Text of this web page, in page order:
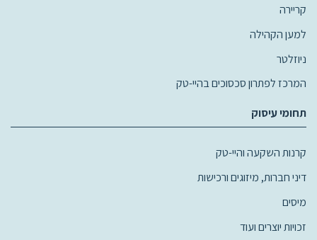
קריירה
למען הקהילה
ניוזלטר
המרכז לפתרון סכסוכים בהיי-טק
תחומי עיסוק
קרנות השקעה והיי-טק
דיני חברות, מיזוגים ורכישות
מיסים
זכויות יוצרים ועוד